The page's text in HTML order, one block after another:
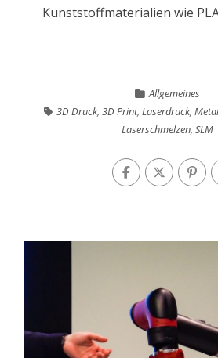
Kunststoffmaterialien wie
Allgemeines
3D Druck,3D Print,Laserdruck,
Laserschmelzen,SLM